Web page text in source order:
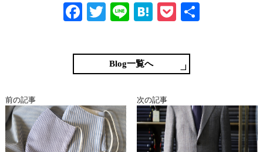
Fa
bo
ok
T
tte
r
Li
H
en
a
P
ke
t
Blog一覧へ
前の記事 次の記事